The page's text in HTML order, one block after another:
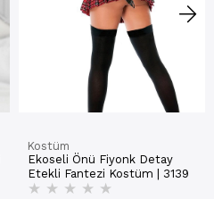
Kostüm
Ekoseli Önü Fiyonk Detay
Etekli Fantezi Kostüm | 3139
★ ★ ★ ★ ★